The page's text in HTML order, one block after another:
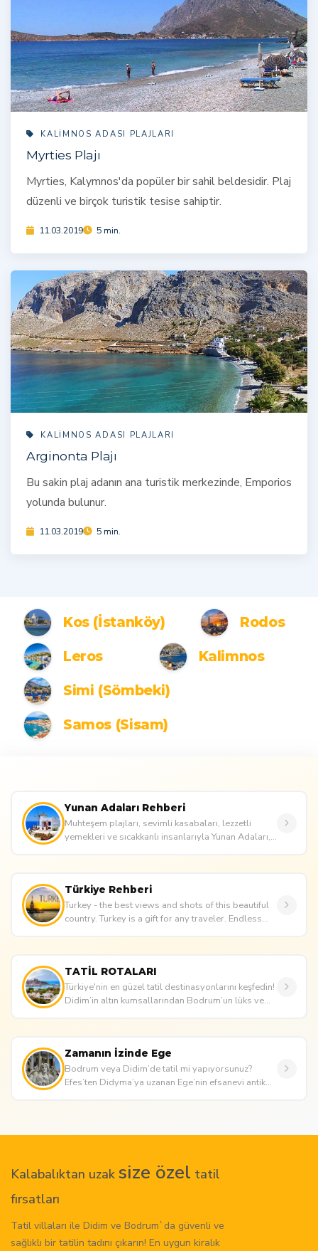
KALIMNOS ADASI PLAJLARI
Myrties Plajı
Myrties, Kalymnos'da popüler bir sahil beldesidir. Plaj
düzenli ve birçok turistik tesise sahiptir.
11.03.2019 5 min.
KALIMNOS ADASI PLAJLARI
Arginonta Plajı
Bu sakin plaj adanın ana turistik merkezinde, Emporios
yolunda bulunur.
11.03.2019 5 min.
Kos (İstanköy)
Rodos
Leros
Kalimnos
Simi (Sömbeki)
Samos (Sisam)
Yunan Adaları Rehberi
Muhteşem plajları, sevimli kasabaları, lezzetli
yemekleri ve sıcakkanlı insanlarıyla Yunan Adaları,
Türkiye Rehberi
Turkey - the best views and shots of this beautiful
country. Turkey is a gift for any traveler. Endless
TATİL ROTALARI
Türkiye'nin en güzel tatil destinasyonlarını keşfedin!
Didim’in altın kumsallarından Bodrum’un lüks ve
Zamanın İzinde Ege
Bodrum veya Didim’de tatil mi yapıyorsunuz?
Efes’ten Didyma’ya uzanan Ege’nin efsanevi antik
Kalabalıktan uzak size özel tatil
fırsatları
Tatil villaları ile Didim ve Bodrum`da güvenli ve
sağlıklı bir tatilin tadını çıkarın! En uygun kiralık